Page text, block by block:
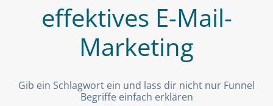
effektives E-Mail-
Marketing
Gib ein Schlagwort ein und lass dir nicht nur Funnel
Begriffe einfach erklären